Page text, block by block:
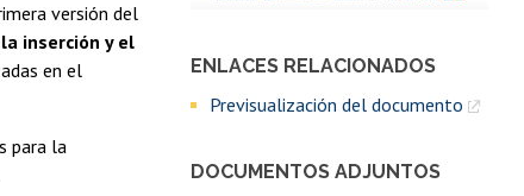
ENLACES RELACIONADOS
Previsualización del documento
DOCUMENTOS ADJUNTOS
versión del
inserción y el
en el
para la